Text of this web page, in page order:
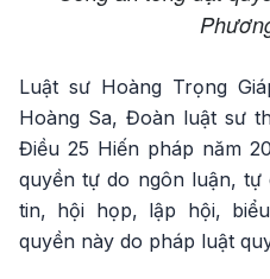
Luật sư Hoàng Trọng
Hoàng Sa, Đoàn luật sư
Điều 25 Hiến pháp năm
quyền tự do ngôn luận,
tin, hội họp, lập hội,
quyền này do pháp luật